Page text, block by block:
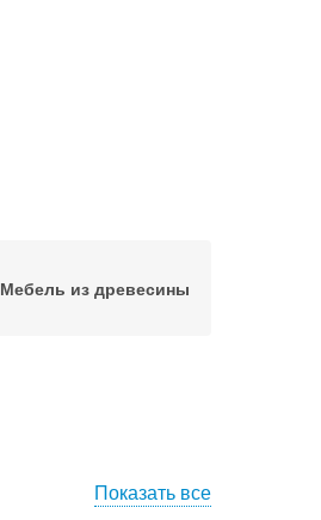
Мебель из древесины
Показать все